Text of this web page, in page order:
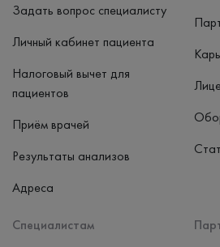
Задать вопрос специалисту
Личный кабинет пациента
Налоговый вычет для
пациентов
Приём врачей
Результаты анализов
Адреса
Специалистам